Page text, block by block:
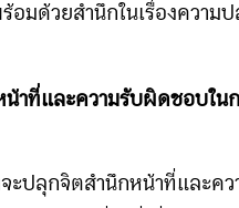
อมด้วยสำนึกในเรื่องความ
น้าที่และความรับผิดชอบใน
จะปลุกจิตสำนึกหน้าที่และค